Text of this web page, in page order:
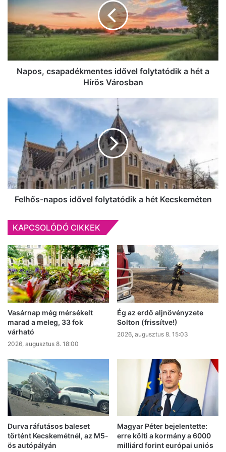
folytatódik
hét
Hírös
Városban
Napos, csapadékmentes idővel folytatódik a hét a
Hírös Városban
Felhős-
napos
folytatódik
a
Kecskeméten
Felhős-napos idővel folytatódik a hét Kecskeméten
KAPCSOLÓDÓ CIKKEK
Vasárnap még mérsékelt
marad a meleg, 33 fok
várható
2026, augusztus 8. 18:00
Ég az erdő aljnövényzete
Solton (frissítve!)
2026, augusztus 8. 15:03
Durva ráfutásos baleset
történt Kecskemétnél, az M5-
ös autópályán
Magyar Péter bejelentette:
erre költi a kormány a 6000
milliárd forint európai uniós